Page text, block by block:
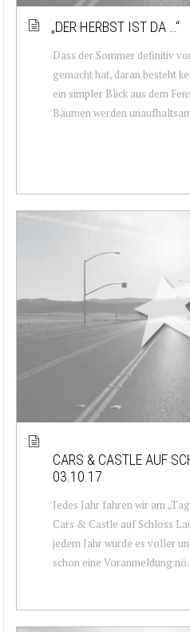
„DER HERBST IST DA …“
Dass der Sommer definitiv
gemacht hat, daran besteht
ein simpler Blick aus dem
Bäumen werden
CARS & CASTLE AUF
03.10.17
Jedes Jahr fahren wir am
Cars & Castle auf Schloss
jedem Jahr wurde es voller
schon eine Voranmeldung